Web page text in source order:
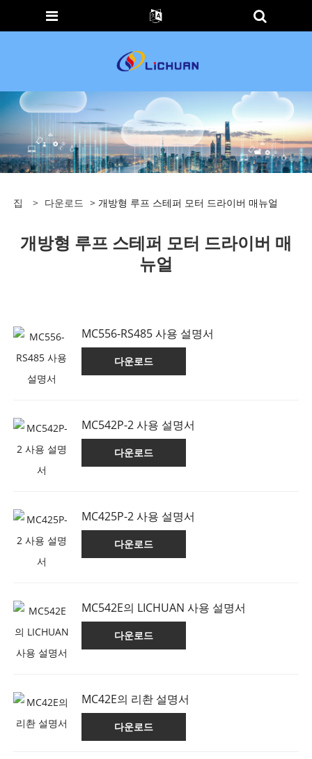
집 > 다운로드 > 개방형 루프 스테퍼 모터 드라이버 매뉴얼
개방형 루프 스테퍼 모터 드라이버 매
뉴얼
MC556-RS485 사용 설명서
다운로드
MC542P-2 사용 설명서
다운로드
MC425P-2 사용 설명서
다운로드
MC542E의 LICHUAN 사용 설명서
다운로드
MC42E의 리촨 설명서
다운로드